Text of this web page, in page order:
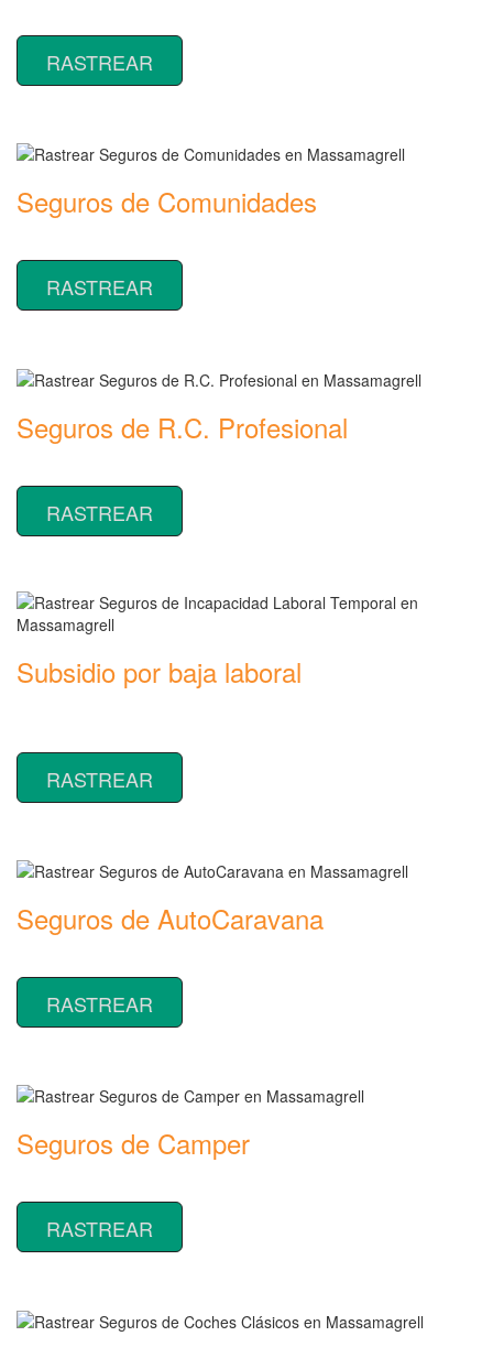
RASTREAR
Seguros de Comunidades
RASTREAR
Seguros de R.C. Profesional
RASTREAR
Subsidio por baja laboral
RASTREAR
Seguros de AutoCaravana
RASTREAR
Seguros de Camper
RASTREAR